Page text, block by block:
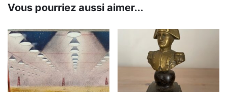
Vous pourriez aussi aimer...